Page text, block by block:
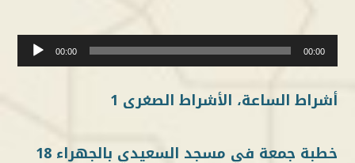
مشغل
الصوت
00:00 00:00
أشراط الساعة، الأشراط الصغرى 1
خطبة جمعة في مسجد السعيدي بالجهراء 18